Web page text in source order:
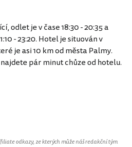
odlet je v čase 18:30 - 20:35 a
- 23:20. Hotel je situován v
je asi 10 km od města Palmy.
pár minut chůze od hotelu.
odkazy, ze kterých může náš redakční tým